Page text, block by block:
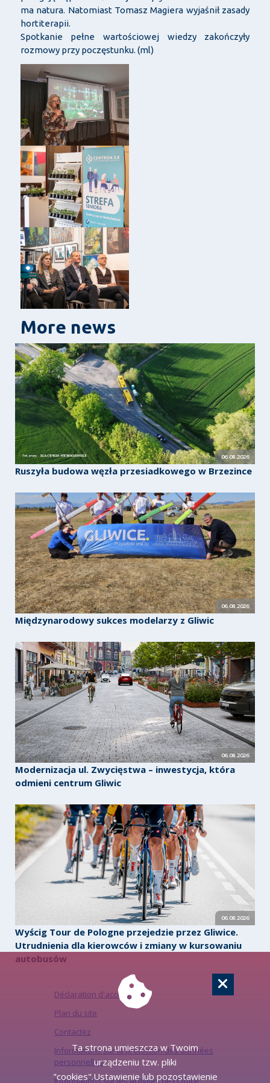
ma natura. Natomiast Tomasz Magiera wyjaśnił zasady
hortiterapii.
Spotkanie pełne wartościowej wiedzy zakończyły
rozmowy przy poczęstunku. (ml)
More news
06.08.2026
Ruszyła budowa węzła przesiadkowego w Brzezince
06.08.2026
Międzynarodowy sukces modelarzy z Gliwic
06.08.2026
Modernizacja ul. Zwycięstwa – inwestycja, która
odmieni centrum Gliwic
06.08.2026
Wyścig Tour de Pologne przejedzie przez Gliwice.
Utrudnienia dla kierowców i zmiany w kursowaniu
autobusów
Déclaration d'accessibilité
Plan du site
Contactez
Informations sur la protection des données
personnelles
Informations sur les activités de l'Office
Ta strona umieszcza w Twoim
urządzeniu tzw. pliki
"cookies".Ustawienie lub pozostawienie